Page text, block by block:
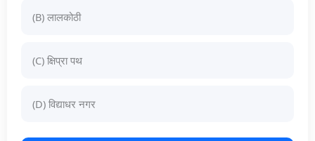
(B) लालकोठी
(C) क्षिप्रा पथ
(D) विद्याधर नगर